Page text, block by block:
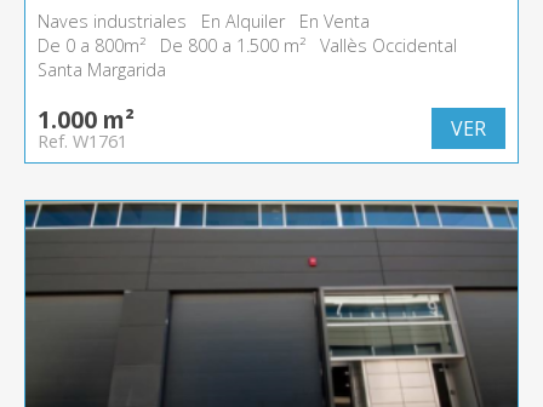
Naves industriales En Alquiler
En Venta
De 0 a 800m²
De 800 a 1.500 m²
Vallès Occidental
Santa Margarida
1.000 m²
Ref. W1761 VER